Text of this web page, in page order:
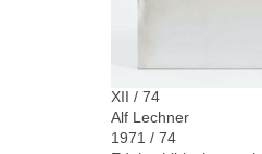
XII / 74
Alf Lechner
1971 / 74